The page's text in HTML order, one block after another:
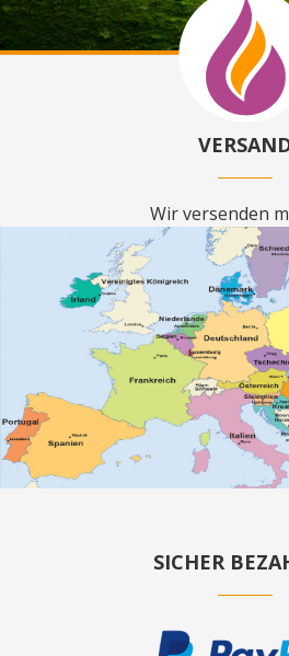
Wir versenden
SICHER